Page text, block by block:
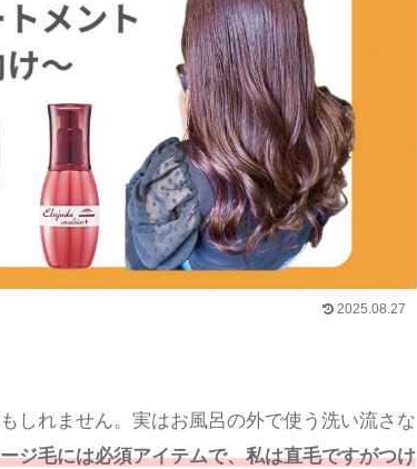
2025.08.27
しれません。実はお風呂の外で使う洗い流さな
ジ毛には必須アイテムで、私は直毛ですがつけ